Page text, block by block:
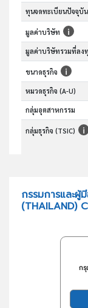
ทุนจดทะเบียนปัจจุบั
มูลค่าบริษัท
มูลค่าบริษัทรวมที่ลง
ขนาดธุรกิจ
หมวดธุรกิจ (A-U)
กลุ่มอุตสาหกรรม
กลุ่มธุรกิจ (TSIC)
กรรมการและผู้
(THAILAND)
กรุ